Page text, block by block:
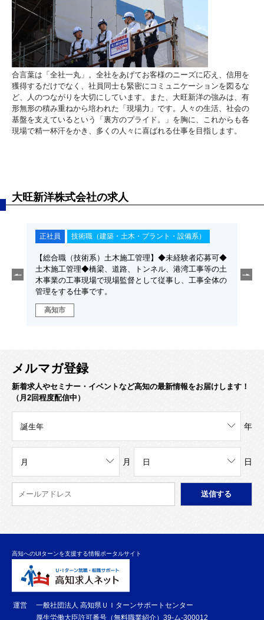
合言葉は「全社一丸」。全社をあげてお客様のニーズに応え、信用を
獲得するだけでなく、社員同士も緊密にコミュニケーションを図るな
ど、人のつながりを大切にしています。また、大旺新洋の強みは、有
形無形の積み重ねから培われた「現場力」です。人々の生活、社会の
基盤を支えているという「裏方のプライド。」を胸に、これからも各
現場で精一杯汗をかき、多くの人々に喜ばれる仕事を目指します。
大旺新洋株式会社の求人
理
ま
正社員 技術職（建築・土木・プラント・設備系）
【総合職（技術系）土木施工管理】◆未経験者応募可◆
土木施工管理◆橋梁、道路、トンネル、港湾工事等の土
木事業の工事現場で現場監督として従事し、工事全体の
管理をする仕事です。
高知市
◆建
ン、
メルマガ登録
新着求人やセミナー・イベントなど高知の最新情報をお届けします！
（月2回程度配信中）
年
月 日
高知へのUIターンを支援する情報ポータルサイト
運営
一般社団法人 高知県ＵＩターンサポートセンター
厚生労働大臣許可番号（無料職業紹介）39-ム-300012